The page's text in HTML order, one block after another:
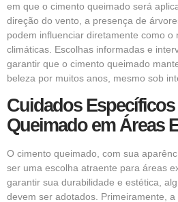
em que o cimento queimado será
direção do vento, a presença de
podem influenciar diretamente como o
climáticas. Escolhas informadas e
garantir que o cimento queimado
beleza por muitos anos, mesmo sob
Cuidados
Queimado em Áreas
O cimento queimado, com sua
ser uma escolha atraente para áreas
garantir sua durabilidade e estética,
devem ser adotados. Primeiramente, a